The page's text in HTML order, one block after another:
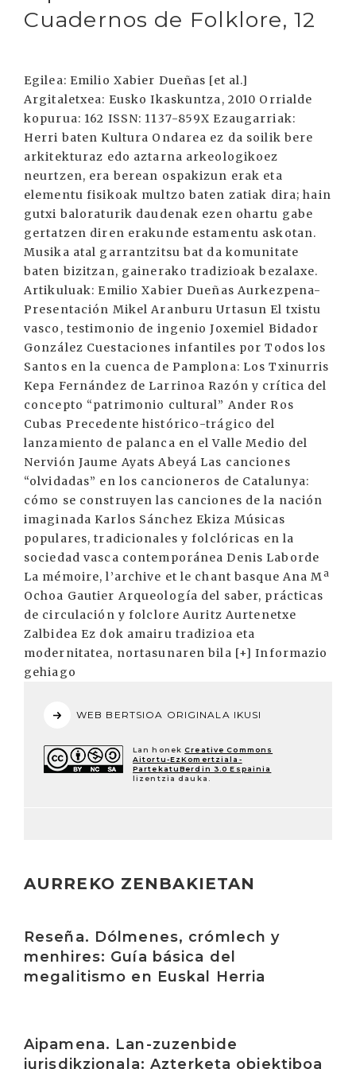
Cuadernos de Folklore, 12
Egilea: Emilio Xabier Dueñas [et al.]
Argitaletxea: Eusko Ikaskuntza, 2010 Orrialde
kopurua: 162 ISSN: 1137-859X Ezaugarriak:
Herri baten Kultura Ondarea ez da soilik bere
arkitekturaz edo aztarna arkeologikoez
neurtzen, era berean ospakizun erak eta
elementu fisikoak multzo baten zatiak dira; hain
gutxi baloraturik daudenak ezen ohartu gabe
gertatzen diren erakunde estamentu askotan.
Musika atal garrantzitsu bat da komunitate
baten bizitzan, gainerako tradizioak bezalaxe.
Artikuluak: Emilio Xabier Dueñas Aurkezpena-
Presentación Mikel Aranburu Urtasun El txistu
vasco, testimonio de ingenio Joxemiel Bidador
González Cuestaciones infantiles por Todos los
Santos en la cuenca de Pamplona: Los Txinurris
Kepa Fernández de Larrinoa Razón y crítica del
concepto “patrimonio cultural” Ander Ros
Cubas Precedente histórico-trágico del
lanzamiento de palanca en el Valle Medio del
Nervión Jaume Ayats Abeyá Las canciones
“olvidadas” en los cancioneros de Catalunya:
cómo se construyen las canciones de la nación
imaginada Karlos Sánchez Ekiza Músicas
populares, tradicionales y folclóricas en la
sociedad vasca contemporánea Denis Laborde
La mémoire, l’archive et le chant basque Ana Mª
Ochoa Gautier Arqueología del saber, prácticas
de circulación y folclore Auritz Aurtenetxe
Zalbidea Ez dok amairu tradizioa eta
modernitatea, nortasunaren bila [+] Informazio
gehiago
WEB BERTSIOA ORIGINALA IKUSI
Lan honek Creative Commons
Aitortu-EzKomertziala-
PartekatuBerdin 3.0 Espainia
lizentzia dauka.
AURREKO ZENBAKIETAN
Reseña. Dólmenes, crómlech y
menhires: Guía básica del
megalitismo en Euskal Herria
Aipamena. Lan-zuzenbide
jurisdikzionala: Azterketa objektiboa